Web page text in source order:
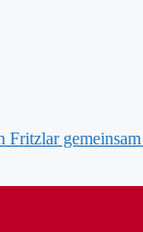
gemeinsam